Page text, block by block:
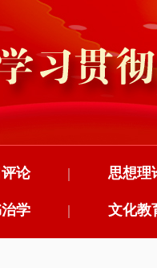
论 思想理
|
学 文化教
|